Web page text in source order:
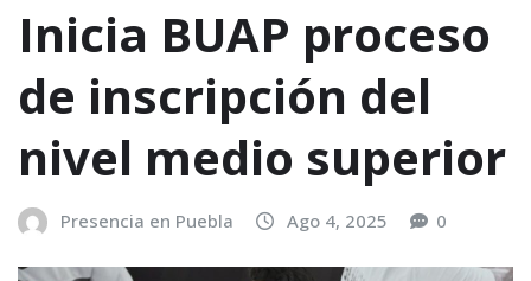
Inicia BUAP proceso
de inscripción del
nivel medio superior
Presencia en Puebla Ago 4, 2025 0